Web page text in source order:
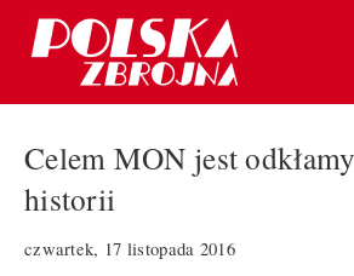
Celem MON jest
historii
czwartek, 17 listopada 2016